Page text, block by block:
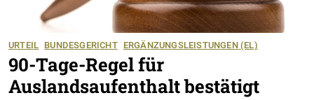
URTEIL BUNDESGERICHT ERGÄNZUNGSLEISTUNGEN (EL)
90-Tage-Regel für
Auslandsaufenthalt bestätigt